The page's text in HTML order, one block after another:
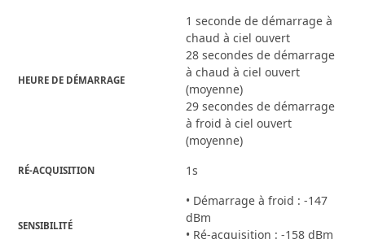
HEURE DE DÉMARRAGE
1 seconde de démarrage à
chaud à ciel ouvert
28 secondes de démarrage
à chaud à ciel ouvert
(moyenne)
29 secondes de démarrage
à froid à ciel ouvert
(moyenne)
RÉ-ACQUISITION 1s
SENSIBILITÉ
• Démarrage à froid : -147
dBm
• Ré-acquisition : -158 dBm